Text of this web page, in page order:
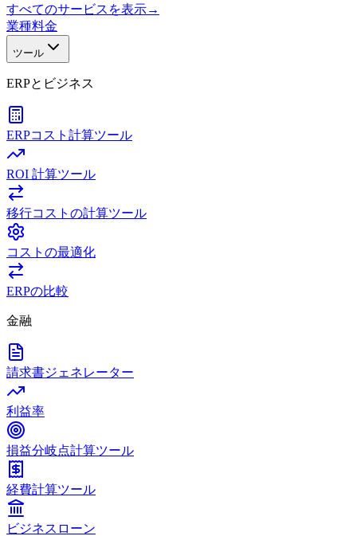
すべてのサービスを表示→
業種料金
ツール
ERPとビジネス
ERPコスト計算ツール
ROI 計算ツール
移行コストの計算ツール
コストの最適化
ERPの比較
金融
請求書ジェネレーター
利益率
損益分岐点計算ツール
経費計算ツール
ビジネスローン